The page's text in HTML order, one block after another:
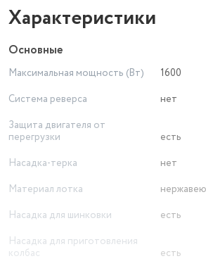
имеется насадка-терка,
приготовления колбас и насадка для
первой вы сможете за считанные
пригодится для нарезки ингредиентов
Характеристики
Основные
Максимальная мощность (Вт)
1600
Система реверса
нет
Защита двигателя от
перегрузки
есть
Насадка-терка
нет
Материал лотка
Насадка для шинковки
есть
Насадка для приготовления
колбас
есть